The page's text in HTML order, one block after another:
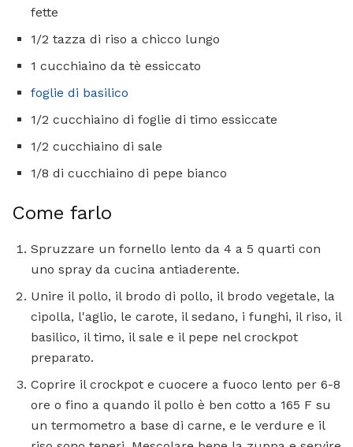
fette
1/2 tazza di riso a chicco lungo
1 cucchiaino da tè essiccato
foglie di basilico
1/2 cucchiaino di foglie di timo essiccate
1/2 cucchiaino di sale
1/8 di cucchiaino di pepe bianco
Come farlo
Spruzzare un fornello lento da 4 a 5 quarti con
uno spray da cucina antiaderente.
Unire il pollo, il brodo di pollo, il brodo vegetale, la
cipolla, l'aglio, le carote, il sedano, i funghi, il riso, il
basilico, il timo, il sale e il pepe nel crockpot
preparato.
Coprire il crockpot e cuocere a fuoco lento per 6-8
ore o fino a quando il pollo è ben cotto a 165 F su
un termometro a base di carne, e le verdure e il